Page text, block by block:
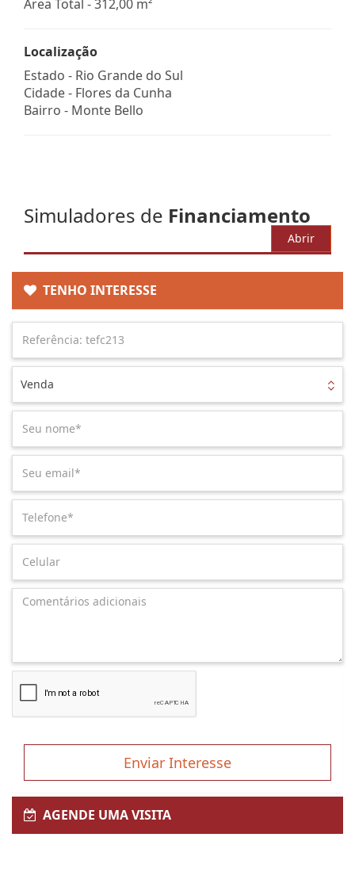
Área Total - 312,00 m²
Localização
Estado - Rio Grande do Sul
Cidade - Flores da Cunha
Bairro - Monte Bello
Simuladores de Financiamento
Abrir
TENHO INTERESSE
Venda
Enviar Interesse
AGENDE UMA VISITA